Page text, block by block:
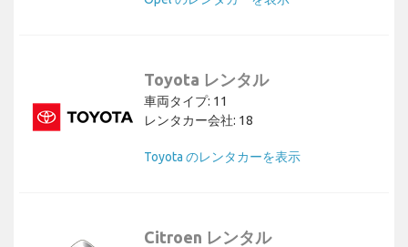
Toyota レンタル
車両タイプ: 11
レンタカー会社: 18
Toyota のレンタカーを表示
Citroen レンタル